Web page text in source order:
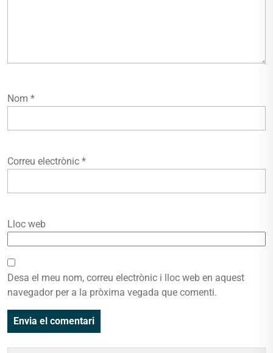
Nom *
Correu electrònic *
Lloc web
Desa el meu nom, correu electrònic i lloc web en aquest
navegador per a la pròxima vegada que comenti.